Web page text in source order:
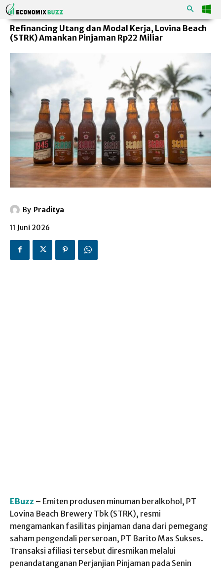
Refinancing Utang dan Modal Kerja, Lovina Beach
(STRK) Amankan Pinjaman Rp22 Miliar
By Praditya
11 Juni 2026
EBuzz – Emiten produsen minuman beralkohol, PT
Lovina Beach Brewery Tbk (STRK), resmi
mengamankan fasilitas pinjaman dana dari pemegang
saham pengendali perseroan, PT Barito Mas Sukses.
Transaksi afiliasi tersebut diresmikan melalui
penandatanganan Perjanjian Pinjaman pada Senin